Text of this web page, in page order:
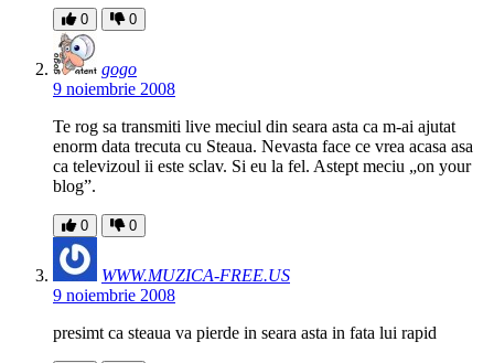
0 0
gogo
9 noiembrie 2008
Te rog sa transmiti live meciul din seara asta ca m-ai ajutat
enorm data trecuta cu Steaua. Nevasta face ce vrea acasa asa
ca televizoul ii este sclav. Si eu la fel. Astept meciu „on your
blog”.
0 0
WWW.MUZICA-FREE.US
9 noiembrie 2008
presimt ca steaua va pierde in seara asta in fata lui rapid